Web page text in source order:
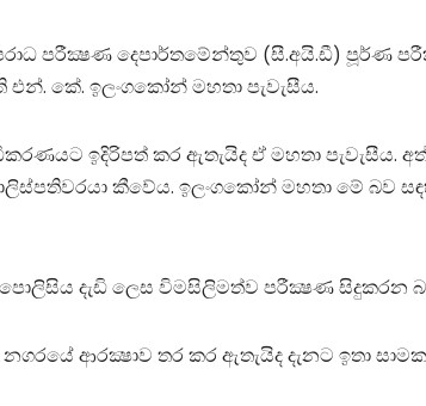
පරීක්‍ෂණ දෙපාර්තමේන්තුව (සී.අයි.ඩී) පූර්ණ
කේ. ඉලංගකෝන් මහතා පැවැසීය.
ඉදිරිපත් කර ඇතැයිද ඒ මහතා
කීවේය. ඉලංගකෝන් මහතා මේ බව
දැඩි ලෙස විමසිලිමත්ව පරීක්‍ෂණ සිදුකරන
ආරක්‍ෂාව තර කර ඇතැයිද දැනට ඉතා